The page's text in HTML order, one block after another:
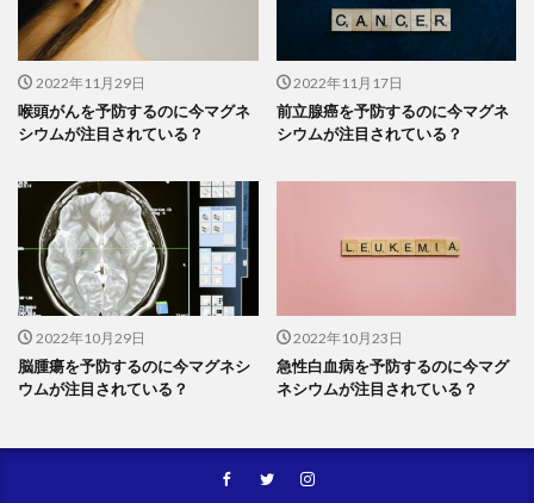
2022年11月29日
喉頭がんを予防するのに今マグネ
シウムが注目されている？
2022年11月17日
前立腺癌を予防するのに今マグネ
シウムが注目されている？
2022年10月29日
脳腫瘍を予防するのに今マグネシ
ウムが注目されている？
2022年10月23日
急性白血病を予防するのに今マグ
ネシウムが注目されている？